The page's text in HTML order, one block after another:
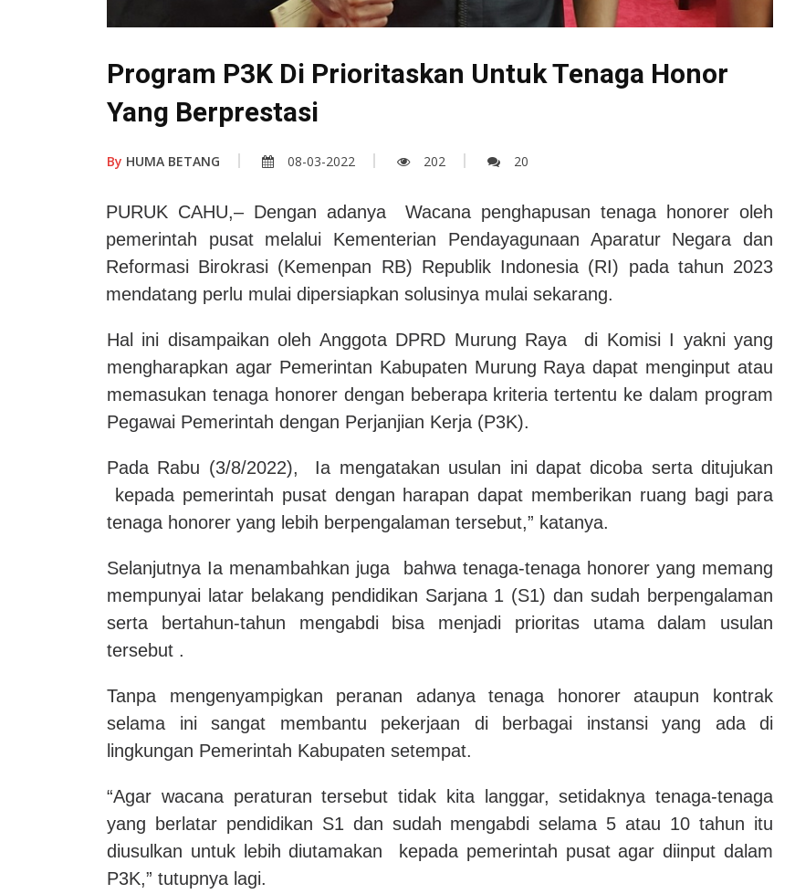
Program P3K Di Prioritaskan Untuk Tenaga Honor
Yang Berprestasi
By HUMA BETANG 08-03-2022 202 20
PURUK CAHU,– Dengan adanya Wacana penghapusan tenaga honorer oleh
pemerintah pusat melalui Kementerian Pendayagunaan Aparatur Negara dan
Reformasi Birokrasi (Kemenpan RB) Republik Indonesia (RI) pada tahun 2023
mendatang perlu mulai dipersiapkan solusinya mulai sekarang.
Hal ini disampaikan oleh Anggota DPRD Murung Raya di Komisi I yakni yang
mengharapkan agar Pemerintan Kabupaten Murung Raya dapat menginput atau
memasukan tenaga honorer dengan beberapa kriteria tertentu ke dalam program
Pegawai Pemerintah dengan Perjanjian Kerja (P3K).
Pada Rabu (3/8/2022), Ia mengatakan usulan ini dapat dicoba serta ditujukan
kepada pemerintah pusat dengan harapan dapat memberikan ruang bagi para
tenaga honorer yang lebih berpengalaman tersebut,” katanya.
Selanjutnya Ia menambahkan juga bahwa tenaga-tenaga honorer yang memang
mempunyai latar belakang pendidikan Sarjana 1 (S1) dan sudah berpengalaman
serta bertahun-tahun mengabdi bisa menjadi prioritas utama dalam usulan
tersebut .
Tanpa mengenyampigkan peranan adanya tenaga honorer ataupun kontrak
selama ini sangat membantu pekerjaan di berbagai instansi yang ada di
lingkungan Pemerintah Kabupaten setempat.
“Agar wacana peraturan tersebut tidak kita langgar, setidaknya tenaga-tenaga
yang berlatar pendidikan S1 dan sudah mengabdi selama 5 atau 10 tahun itu
diusulkan untuk lebih diutamakan kepada pemerintah pusat agar diinput dalam
P3K,” tutupnya lagi.